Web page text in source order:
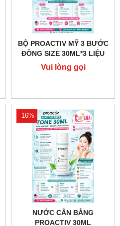
BỘ PROACTIV MỸ 3 BƯỚC
ĐỒNG SIZE 30ML*3 LIỆU
TRÌNH CHĂM SÓC DA MỤN
- 0858193968 - 0944193968
Vui lòng gọi
-16%
NƯỚC CÂN BẰNG
PROACTIV 30ML